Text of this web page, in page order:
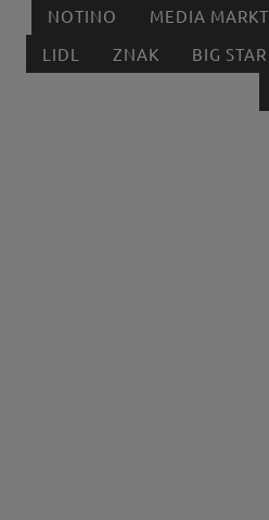
NOTINO
MEDIA MARKT
LIDL
ZNAK BIG STAR